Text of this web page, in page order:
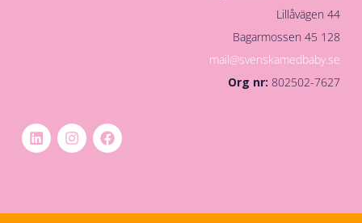
Lillåvägen 44
128 45 Bagarmossen
mail@svenskamedbaby.se
Org nr:802502-7627